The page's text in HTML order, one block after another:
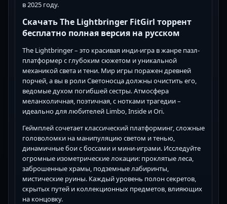
в 2025 году.
Скачать The Lightbringer FitGirl торрент
бесплатно полная версия на русском
The Lightbringer – это красивая инди-игра в жанре пазл-
платформер с глубоким сюжетом и уникальной
механикой света и тени. Мир игры поражен древней
порчей, а вы в роли Светоносца должны очистить его,
ведомые духом погибшей сестры. Атмосфера
меланхоличная, поэтичная, с нотками трагедии –
идеально для любителей Limbo, Inside и Ori.
Геймплей сочетает классический платформинг, сложные
головоломки на манипуляцию светом и тенью,
динамичные бои с боссами и мини-играми. Исследуйте
огромные изометрические локации: проклятые леса,
заброшенные храмы, подземные лабиринты,
мистические руины. Каждый уровень полон секретов,
скрытых путей и коллекционных предметов, влияющих
на концовку.